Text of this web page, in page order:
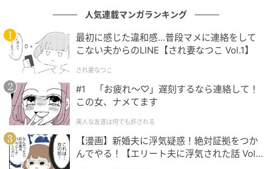
ター「Suicaのペンギン」と『オレンジページ』のコラ
ボ付録は今回で第4弾となり、毎年楽しみにしているフ
ァンも多い人気シリーズです。
※掲載されている情報は記事公開時のものです。あら
かじめご了承ください。
文：All About ニュース編集部
元記事で読む
人気連載マンガランキング
最初に感じた違和感…普段マメに連絡をして
こない夫からのLINE【され妻なつこ Vol.1】
され妻なつこ
#1 「お疲れ〜♡」遅刻するなら連絡して！
この女、ナメてます
美人な友達は何でも許される
【漫画】新婚夫に浮気疑惑！絶対証拠をつか
んでやる！【エリート夫に浮気された話 Vol.